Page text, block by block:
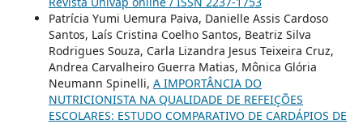
Patrícia Yumi Uemura Paiva, Danielle Assis Cardoso
Santos, Laís Cristina Coelho Santos, Beatriz Silva
Rodrigues Souza, Carla Lizandra Jesus Teixeira Cruz,
Andrea Carvalheiro Guerra Matias, Mônica Glória
Neumann Spinelli, A IMPORTÂNCIA DO
NUTRICIONISTA NA QUALIDADE DE REFEIÇÕES
ESCOLARES: ESTUDO COMPARATIVO DE CARDÁPIOS DE